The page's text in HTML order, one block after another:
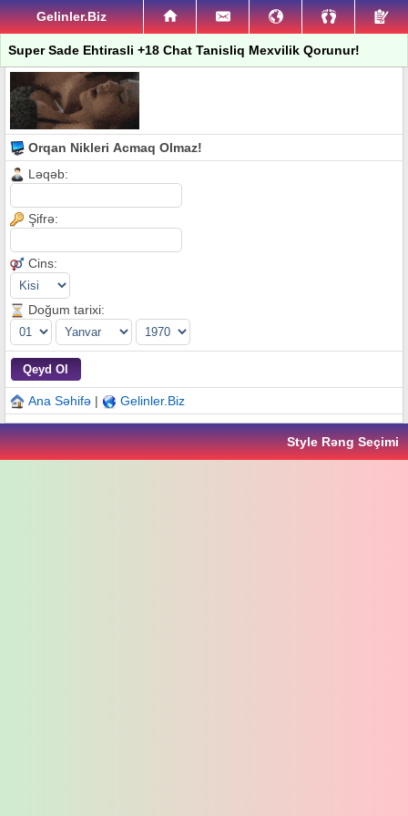
Gelinler.Biz
Super Sade Ehtirasli +18 Chat Tanisliq Mexvilik Qorunur!
Orqan Nikleri Acmaq Olmaz!
Ləqəb:
Şifrə:
Cins:
Doğum tarixi:
Ana Səhifə | Gelinler.Biz
Style Rəng Seçimi